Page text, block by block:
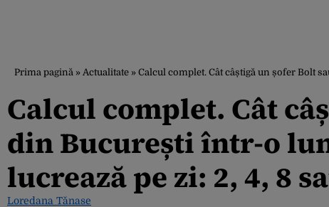
Prima pagină » Actualitate » Calcul complet. Cât câștigă un șofer Bolt
Calcul complet. Cât
din București într-o
lucrează pe zi: 2, 4, 8
Loredana Tănase